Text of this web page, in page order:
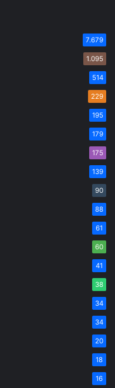
7.679
1.095
514
229
195
179
175
139
90
88
61
60
41
38
34
34
20
18
16